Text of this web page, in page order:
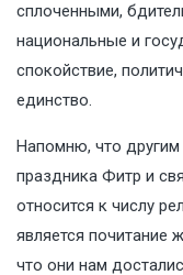
сплоченными,
национальные и
спокойствие,
единство.
Напомню, что
праздника Фитр и
относится к числу
является почитание
что они нам